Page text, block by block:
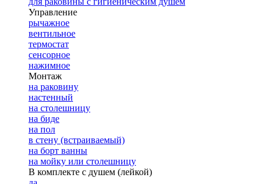
Управление
рычажное
вентильное
термостат
сенсорное
нажимное
Монтаж
на раковину
настенный
на столешницу
на биде
на пол
в стену (встраиваемый)
на борт ванны
на мойку или столешницу
В комплекте с душем (лейкой)